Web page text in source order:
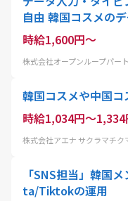
自由 韓国コスメの
時給1,600円～
株式会社オープンループパー
韓国コスメや中国
時給1,034円～1,334
株式会社アエナ サクラマチク
「SNS担当」韓国
ta/Tiktokの運用